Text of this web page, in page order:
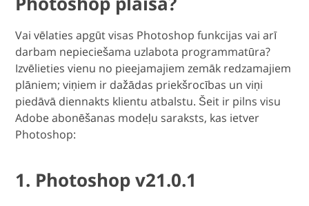
Vai vēlaties apgūt visas Photoshop funkcijas vai arī
darbam nepieciešama uzlabota programmatūra?
Izvēlieties vienu no pieejamajiem zemāk redzamajiem
plāniem; viņiem ir dažādas priekšrocības un viņi
piedāvā diennakts klientu atbalstu. Šeit ir pilns visu
Adobe abonēšanas modeļu saraksts, kas ietver
Photoshop:
1. Photoshop v21.0.1